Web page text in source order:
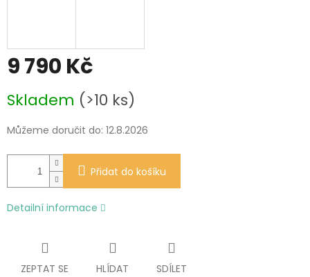
9 790 Kč
cena:
Skladem (>10 ks)
Můžeme doručit do: 12.8.2026
Přidat do košíku
Detailní informace
ZEPTAT SE HLÍDAT SDÍLET